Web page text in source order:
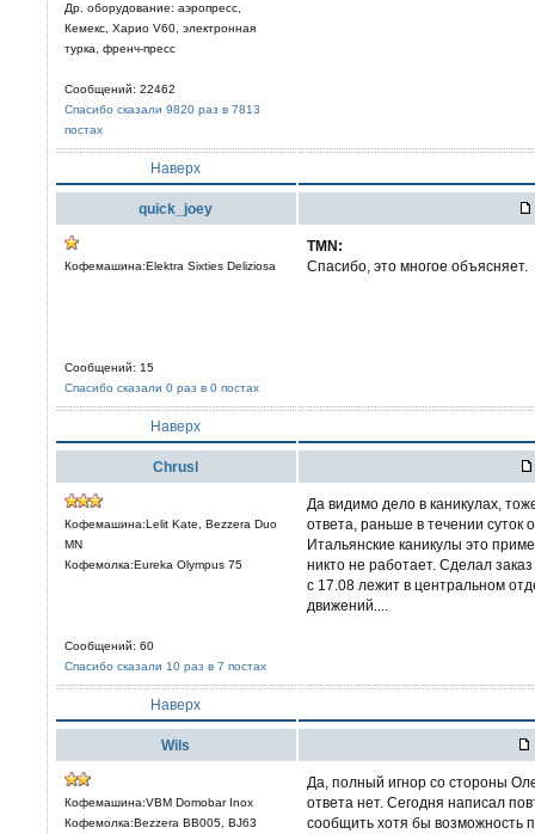
Др. оборудование: аэропресс,
Кемекс, Харио V60, электронная
турка, френч-пресс
Сообщений: 22462
Спасибо сказали 9820 раз в 7813
постах
Наверх
quick_joey
Кофемашина:Elektra Sixties Deliziosa
Сообщений: 15
Спасибо сказали 0 раз в 0 постах
TMN:
Спасибо, это многое объясняет.
Наверх
Chrusl
Кофемашина:Lelit Kate, Bezzera Duo
MN
Кофемолка:Eureka Olympus 75
Сообщений: 60
Спасибо сказали 10 раз в 7 постах
Да видимо дело в каникулах,
ответа, раньше в течении суток
Итальянские каникулы это
никто не работает. Сделал
с 17.08 лежит в центральном
движений....
Наверх
Wils
Кофемашина:VBM Domobar Inox
Кофемолка:Bezzera BB005, BJ63
Да, полный игнор со стороны
ответа нет. Сегодня написал
сообщить хотя бы возможность